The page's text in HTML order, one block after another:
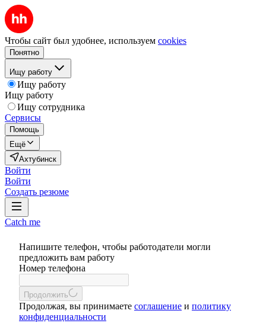
Чтобы сайт был удобнее, используем cookies
Понятно
Ищу работу
Ищу работу
Ищу работу
Ищу сотрудника
Сервисы
Помощь
Ещё
Ахтубинск
Войти
Войти
Создать резюме
Catch me
Напишите телефон, чтобы работодатели могли
предложить вам работу
Номер телефона
Продолжить
Продолжая, вы принимаете соглашение и политику
конфиденциальности